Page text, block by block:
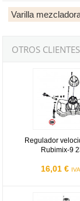
Varilla
OTROS
Regulador
Rubimix-9
16,01 €